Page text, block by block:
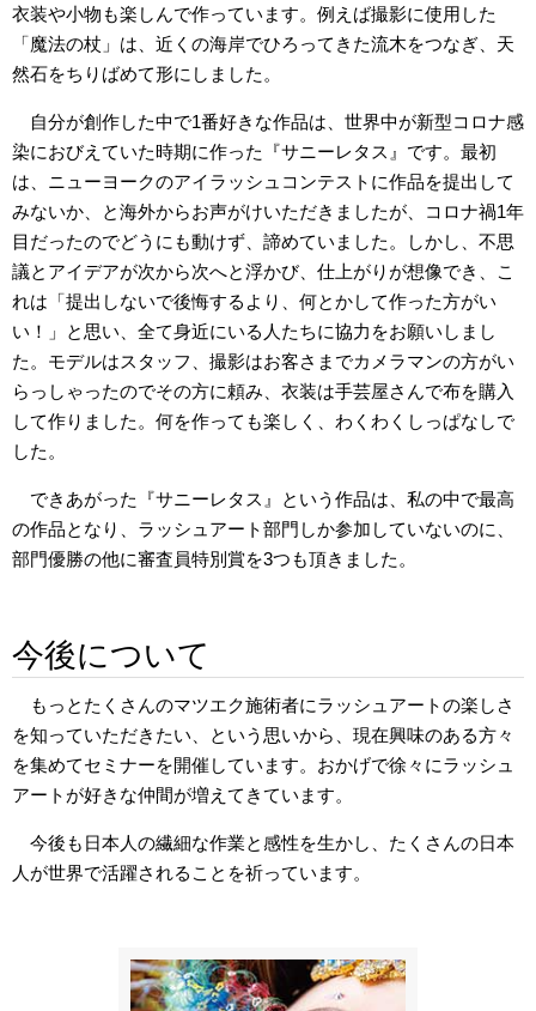
衣装や小物も楽しんで作っています。例えば撮影に使用した
「魔法の杖」は、近くの海岸でひろってきた流木をつなぎ、天
然石をちりばめて形にしました。
自分が創作した中で1番好きな作品は、世界中が新型コロナ感
染におびえていた時期に作った『サニーレタス』です。最初
は、ニューヨークのアイラッシュコンテストに作品を提出して
みないか、と海外からお声がけいただきましたが、コロナ禍1年
目だったのでどうにも動けず、諦めていました。しかし、不思
議とアイデアが次から次へと浮かび、仕上がりが想像でき、こ
れは「提出しないで後悔するより、何とかして作った方がい
い！」と思い、全て身近にいる人たちに協力をお願いしまし
た。モデルはスタッフ、撮影はお客さまでカメラマンの方がい
らっしゃったのでその方に頼み、衣装は手芸屋さんで布を購入
して作りました。何を作っても楽しく、わくわくしっぱなしで
した。
できあがった『サニーレタス』という作品は、私の中で最高
の作品となり、ラッシュアート部門しか参加していないのに、
部門優勝の他に審査員特別賞を3つも頂きました。
今後について
もっとたくさんのマツエク施術者にラッシュアートの楽しさ
を知っていただきたい、という思いから、現在興味のある方々
を集めてセミナーを開催しています。おかげで徐々にラッシュ
アートが好きな仲間が増えてきています。
今後も日本人の繊細な作業と感性を生かし、たくさんの日本
人が世界で活躍されることを祈っています。